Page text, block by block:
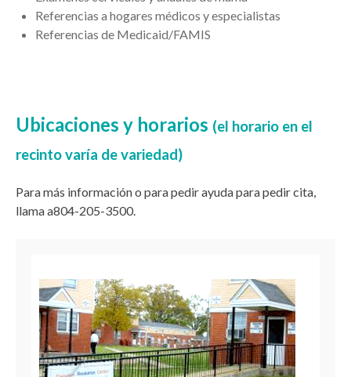
Referencias a hogares médicos y especialistas
Referencias de Medicaid/FAMIS
Ubicaciones y horarios (el horario en el
recinto varía de variedad)
Paramás informacióno para pedir ayuda para pedir cita,
llamaa804-205-3500.